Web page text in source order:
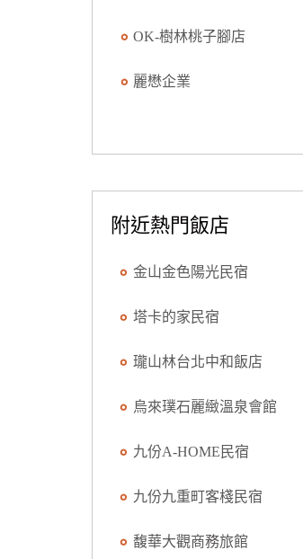
OK-樹林桃子腳店
麗懋企業
附近熱門飯店
金山金色陽光民宿
塔卡的家民宿
瓏山林台北中和飯店
烏來璞石麗緻溫泉會館
九份A-HOME民宿
九份九重町客棧民宿
馥華大觀商務旅館